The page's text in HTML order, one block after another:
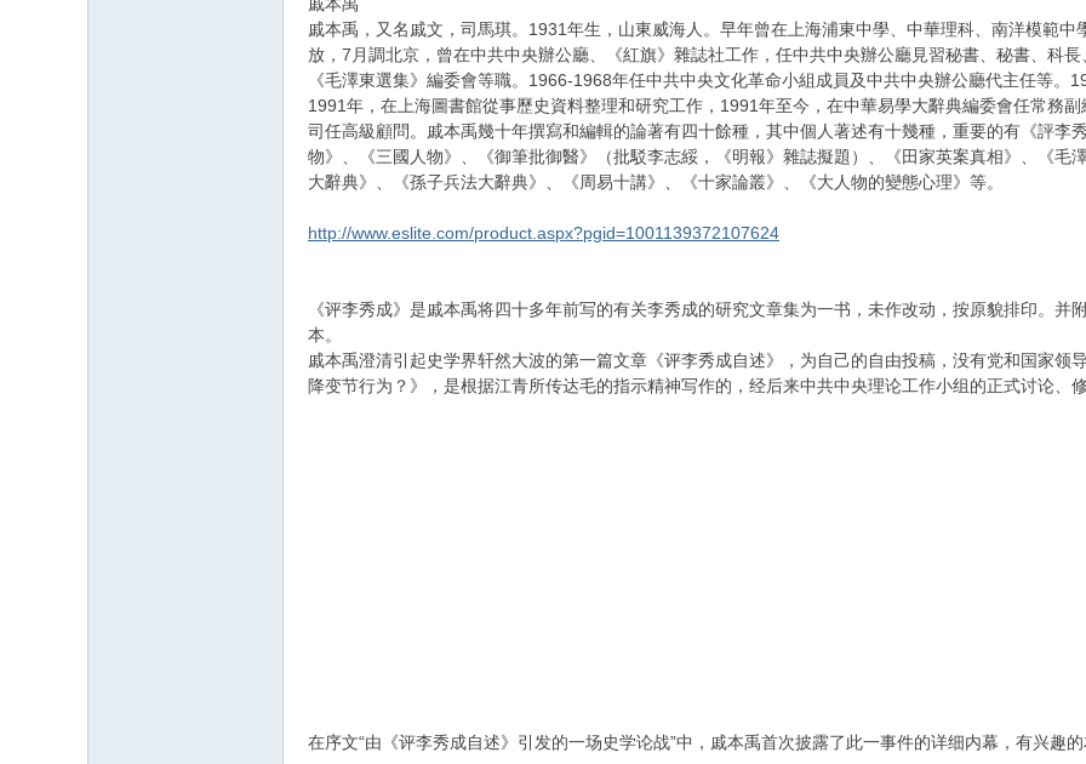
戚本禹，又名戚文，司馬琪。1931年生，山東威海人。早年曾在上海浦東中學、中華理科、南洋模範
放，7月調北京，曾在中共中央辦公廳、《紅旗》雜誌社工作，任中共中央辦公廳見習秘書、秘書、科
《毛澤東選集》編委會等職。1966-1968年任中共中央文化革命小組成員及中共中央辦公廳代主任等
1991年，在上海圖書館從事歷史資料整理和研究工作，1991年至今，在中華易學大辭典編委會任常務
司任高級顧問。戚本禹幾十年撰寫和編輯的論著有四十餘種，其中個人著述有十幾種，重要的有《評李
物》、《三國人物》、《御筆批御醫》（批駁李志綏，《明報》雜誌擬題）、《田家英案真相》、《毛
大辭典》、《孫子兵法大辭典》、《周易十講》、《十家論叢》、《大人物的變態心理》等。
http://www.eslite.com/product.aspx?pgid=1001139372107624
《评李秀成》是戚本禹将四十多年前写的有关李秀成的研究文章集为一书，未作改动，按原貌排印。
本。
戚本禹澄清引起史学界轩然大波的第一篇文章《评李秀成自述》，为自己的自由投稿，没有党和国家领
降变节行为？》，是根据江青所传达毛的指示精神写作的，经后来中共中央理论工作小组的正式讨论、
在序文“由《评李秀成自述》引发的一场史学论战”中，戚本禹首次披露了此一事件的详细内幕，有兴趣